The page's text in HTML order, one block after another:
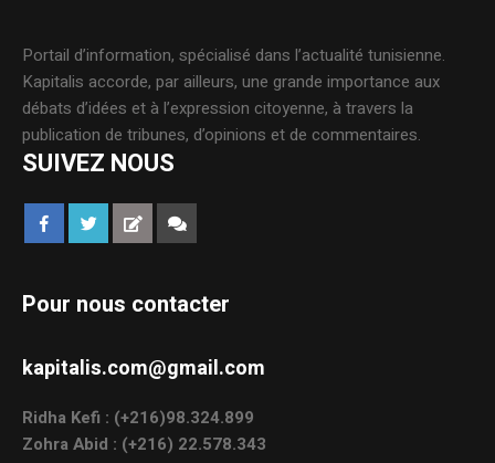
Portail d’information, spécialisé dans l’actualité tunisienne.
Kapitalis accorde, par ailleurs, une grande importance aux
débats d’idées et à l’expression citoyenne, à travers la
publication de tribunes, d’opinions et de commentaires.
SUIVEZ NOUS
Pour nous contacter
kapitalis.com@gmail.com
Ridha Kefi : (+216)98.324.899
Zohra Abid : (+216) 22.578.343